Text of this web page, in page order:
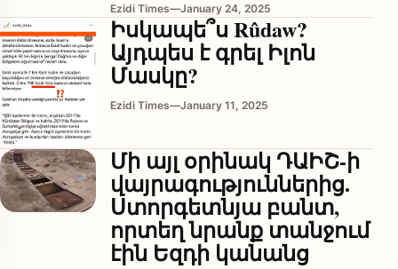
Ezidi Times—January 24, 2025
Իսկապե՞ս Rûdaw?
Այդպես է գրել Իլոն
Մասկը?
Ezidi Times—January 11, 2025
Մի այլ օրինակ ԴԱԻՇ-ի
վայրագություններից.
Ստորգետնյա բանտ,
որտեղ նրանք տանջում
էին Եզդի կանանց